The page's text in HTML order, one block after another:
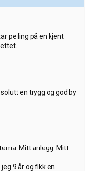
peiling på en kjent
en trygg og god by
Mitt anlegg. Mitt
9 år og fikk en